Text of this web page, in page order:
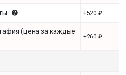
+520 ₽
(цена за каждые
+260 ₽